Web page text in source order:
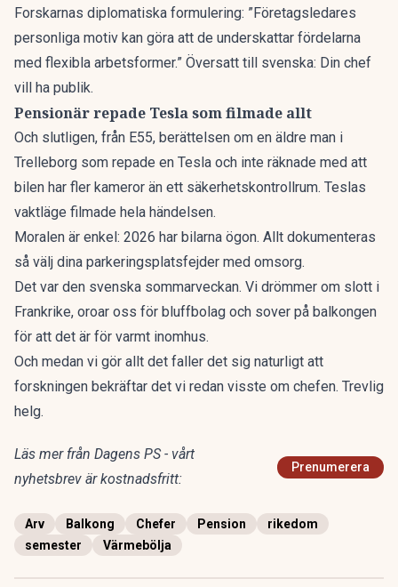
Forskarnas diplomatiska formulering: ”Företagsledares
personliga motiv kan göra att de underskattar fördelarna
med flexibla arbetsformer.” Översatt till svenska: Din chef
vill ha publik.
Pensionär repade Tesla som filmade allt
Och slutligen, från E55, berättelsen om en äldre man i
Trelleborg som repade en Tesla och inte räknade med att
bilen har fler kameror än ett säkerhetskontrollrum. Teslas
vaktläge filmade hela händelsen.
Moralen är enkel: 2026 har bilarna ögon. Allt dokumenteras
så välj dina parkeringsplatsfejder med omsorg.
Det var den svenska sommarveckan. Vi drömmer om slott i
Frankrike, oroar oss för bluffbolag och sover på balkongen
för att det är för varmt inomhus.
Och medan vi gör allt det faller det sig naturligt att
forskningen bekräftar det vi redan visste om chefen. Trevlig
helg.
Läs mer från Dagens PS - vårt
nyhetsbrev är kostnadsfritt:
Prenumerera
Arv Balkong Chefer Pension
rikedom
semester
Värmebölja